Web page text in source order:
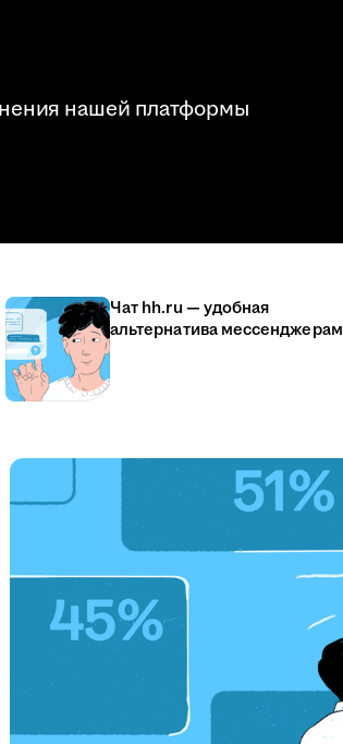
нашей платформы
Чат hh.ru — удобная
альтернатива мессенджерам